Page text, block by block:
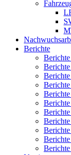
Berichte
Berichte